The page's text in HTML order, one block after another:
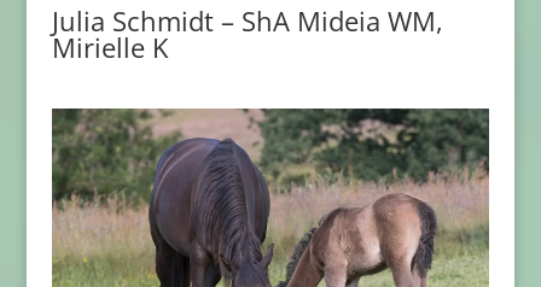
Julia Schmidt – ShA Mideia WM,
Mirielle K